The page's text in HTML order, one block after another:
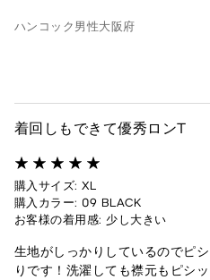
ハンコック 男性大阪府
着回しもできて優秀ロンT
購入サイズ: XL
購入カラー: 09 BLACK
お客様の着用感: 少し大きい
生地がしっかりしているのでピ
りです！洗濯しても襟元もピシ